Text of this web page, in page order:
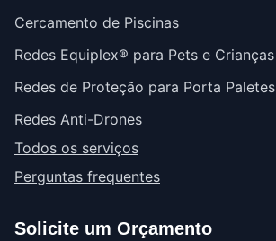
Cercamento de Piscinas
Redes Equiplex® para Pets e Crianças
Redes de Proteção para Porta Paletes
Redes Anti-Drones
Todos os serviços
Perguntas frequentes
Solicite um Orçamento